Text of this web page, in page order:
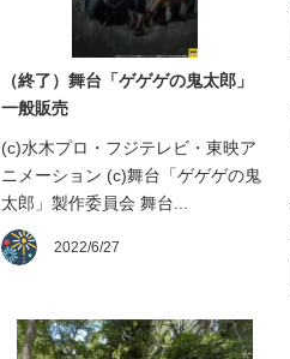
（終了）舞台「ゲゲゲの鬼太郎」
一般販売
(c)水木プロ・フジテレビ・東映ア
ニメーション (c)舞台「ゲゲゲの鬼
太郎」製作委員会 舞台...
2022/6/27